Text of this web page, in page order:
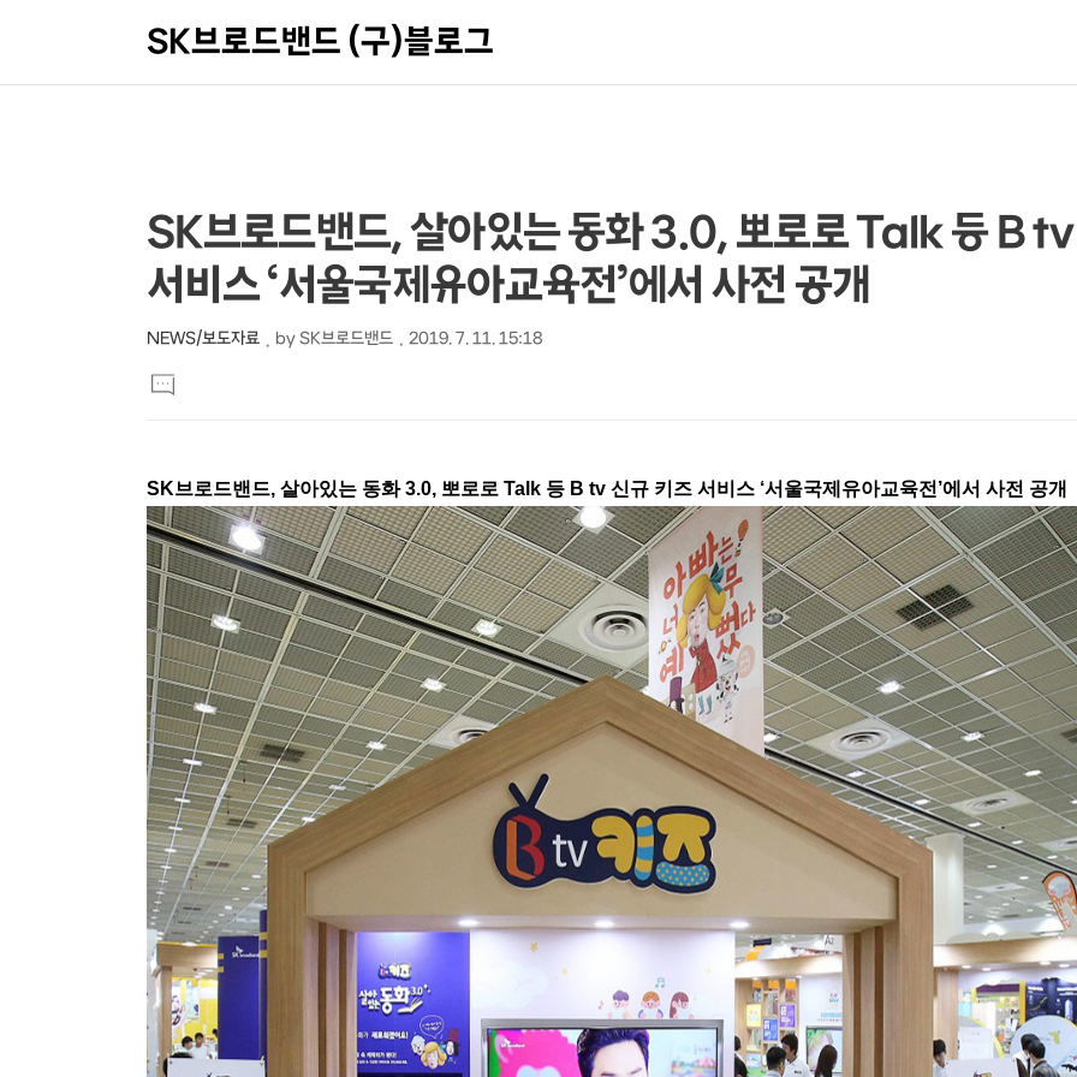
SK브로드밴드 (구)블로그
상
세
컨
텐
츠
본
문
제
SK브로드밴드, 살아있는 동화 3.0, 뽀로로 Talk 등 B tv
서비스 ‘서울국제유아교육전’에서 사전 공개
NEWS/보도자료 by SK브로드밴드 2019. 7. 11. 15:18
문
댓
글
SK브로드밴드, 살아있는 동화 3.0, 뽀로로 Talk 등 B tv 신규 키즈 서비스 ‘서울국제유아교육전’에서 사전 공개